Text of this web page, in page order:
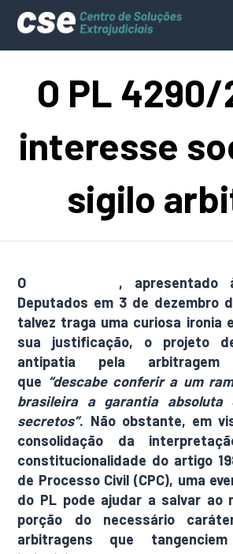
O PL 4290/
interesse
sigilo
O
, apresentado
Deputados em 3 de dezembro
talvez traga uma curiosa ironia
sua justificação, o projeto
antipatia pela
que “descabe conferir a um
brasileira a garantia absoluta
secretos”. Não obstante, em
consolidação da
constitucionalidade do artigo
de Processo Civil (CPC), uma
do PL pode ajudar a salvar ao
porção do necessário
arbitragens que